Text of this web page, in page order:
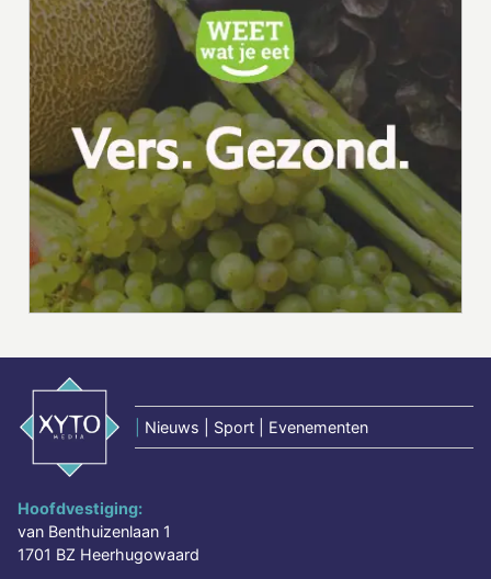
Nieuws | Sport | Evenementen
Hoofdvestiging:
van Benthuizenlaan 1
1701 BZ Heerhugowaard